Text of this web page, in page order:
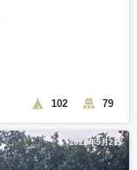
102 79
2022年5月2日